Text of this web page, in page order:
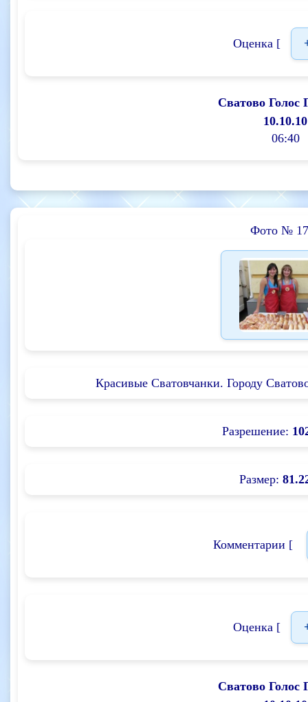
Оценка [
Сватово Голос
10.10.10
06:40
Фото №
Красивые Сватовчанки. Городу
Разрешение:
Размер:
Комментарии [
Оценка [
Сватово Голос